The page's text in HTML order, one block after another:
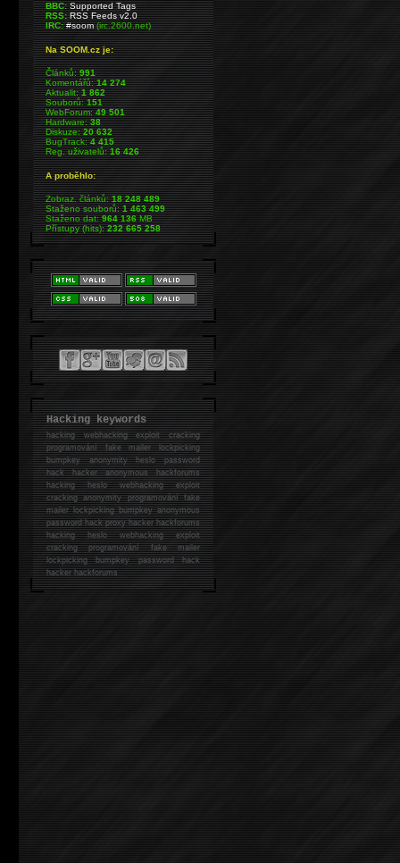
BBC: Supported Tags
RSS: RSS Feeds v2.0
IRC: #soom(irc.2600.net)
Na SOOM.cz je:
Článků:991
Komentářů:14 274
Aktualit:1 862
Souborů:151
WebForum:49 501
Hardware:38
Diskuze:20 632
BugTrack:4 415
Reg. uživatelů:16 426
A proběhlo:
Zobraz. článků:18 248 489
Staženo souborů:1 463 499
Staženo dat:964 136MB
Přístupy (hits):232 665 258
Hacking keywords
hackingwebhacking exploit cracking
programování fake mailer lockpicking
bumpkey anonymity heslo password
hackhacker anonymous hackforums
hackingheslo webhacking exploit
cracking anonymity programování fake
mailer lockpicking bumpkey anonymous
password hack proxy hacker hackforums
hacking heslo webhacking exploit
cracking programování fake mailer
lockpicking bumpkey password hack
hackerhackforums